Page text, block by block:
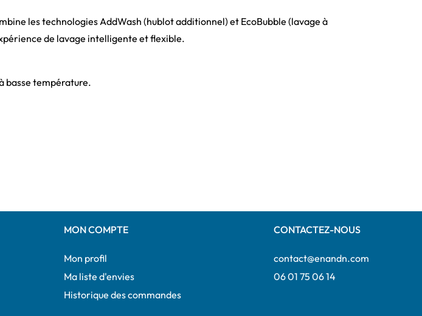
les technologies AddWash (hublot additionnel) et EcoBubble (lavage à
de lavage intelligente et flexible.
basse température.
MON COMPTE
Mon profil
Ma liste d'envies
Historique des commandes
CONTACTEZ-NOUS
contact@enandn.com
06 01 75 06 14